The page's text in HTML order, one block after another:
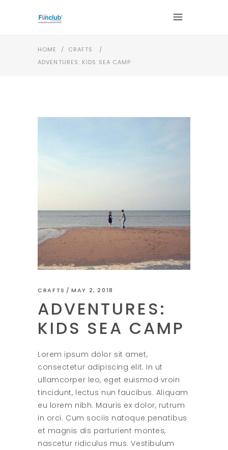
HOME / CRAFTS
/
ADVENTURES: KIDS SEA CAMP
CRAFTS MAY 2, 2018
ADVENTURES:
KIDS SEA CAMP
Lorem ipsum dolor sit amet,
consectetur adipiscing elit. In ut
ullamcorper leo, eget euismod vroin
tincidunt, lectus nun faucibus. Aliquam
eu lorem nibh. Mauris ex dolor, rutrum
in orci. Cum sociis natoque penatibus
et magnis dis parturient montes,
nascetur ridiculus mus. Vestibulum